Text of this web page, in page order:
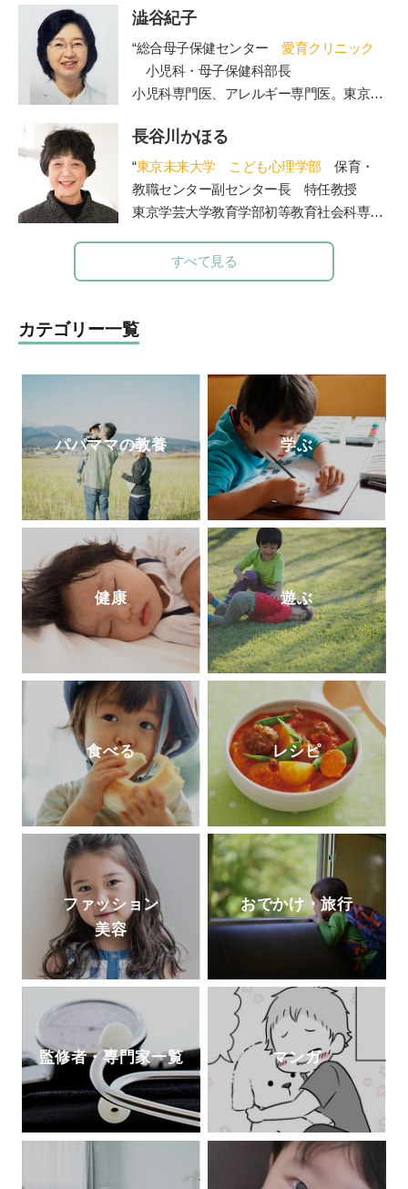
学・修了。親御さん方へのアドバイスを充
実させたいと思い、保育士・公認心理師の
資格を取得して役立てている。現在は、世
界に住む妊婦さんや産後の方向けに、オン
を運営。
澁谷紀子
“総合母子保健センター 愛育クリニック
小児科・母子保健科部長
小児科専門医、アレルギー専門医。東京大
東日本関東病院小児科などを経て現職。４
人の女の子の母でもある。”
長谷川かほる
“東京未来大学 こども心理学部 保育・
教職センター副センター長 特任教授
東京学芸大学教育学部初等教育社会科専攻
校長、校長を経て現職。大学では、管理職
歴15年の経験を活かし、教員を目指す学生
「保護者対応12か月」(小学館)。”
すべて見る
カテゴリー一覧
パパママの教養 学ぶ
健康 遊ぶ
食べる レシピ
ファッション
美容
おでかけ・旅行
監修者・専門家一覧 マンガ